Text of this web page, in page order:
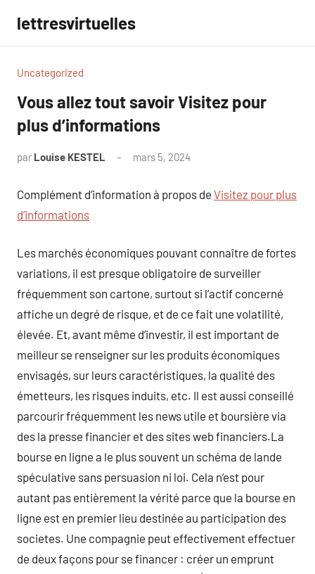
contenu
lettresvirtuelles
Uncategorized
Vous allez tout savoir Visitez pour
plus d’informations
par Louise KESTEL mars 5, 2024
Complément d’information à propos de Visitez pour plus
d’informations
Les marchés économiques pouvant connaître de fortes
variations, il est presque obligatoire de surveiller
fréquemment son cartone, surtout si l’actif concerné
affiche un degré de risque, et de ce fait une volatilité,
élevée. Et, avant même d’investir, il est important de
meilleur se renseigner sur les produits économiques
envisagés, sur leurs caractéristiques, la qualité des
émetteurs, les risques induits, etc. Il est aussi conseillé
parcourir fréquemment les news utile et boursière via
des la presse financier et des sites web financiers.La
bourse en ligne a le plus souvent un schéma de lande
spéculative sans persuasion ni loi. Cela n’est pour
autant pas entièrement la vérité parce que la bourse en
ligne est en premier lieu destinée au participation des
societes. Une compagnie peut effectivement effectuer
de deux façons pour se financer : créer un emprunt